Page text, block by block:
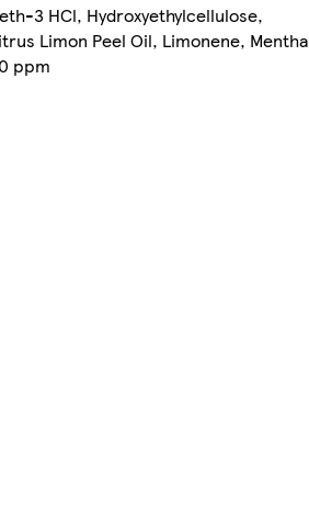
3 HCl, Hydroxyethylcellulose,
Limon Peel Oil, Limonene, Mentha
ppm